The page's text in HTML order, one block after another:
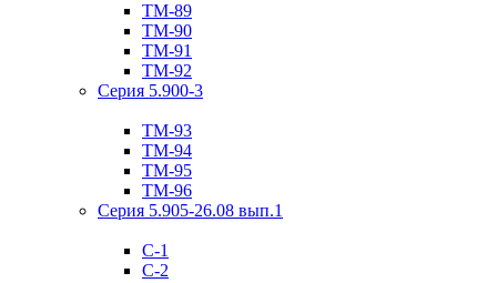
ТМ-89
ТМ-90
ТМ-91
ТМ-92
Серия 5.900-3
ТМ-93
ТМ-94
ТМ-95
ТМ-96
Серия 5.905-26.08 вып.1
С-1
С-2